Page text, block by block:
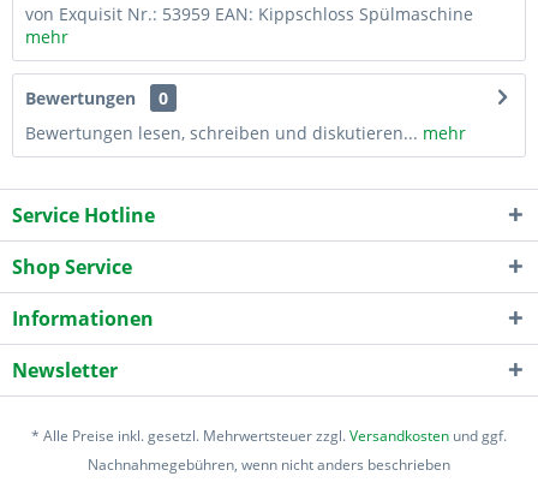
von Exquisit Nr.: 53959 EAN: Kippschloss Spülmaschine
mehr
Bewertungen
0
Bewertungen lesen, schreiben und diskutieren... mehr
Service Hotline
Shop Service
Informationen
Newsletter
* Alle Preise inkl. gesetzl. Mehrwertsteuer zzgl.Versandkosten und ggf.
Nachnahmegebühren, wenn nicht anders beschrieben